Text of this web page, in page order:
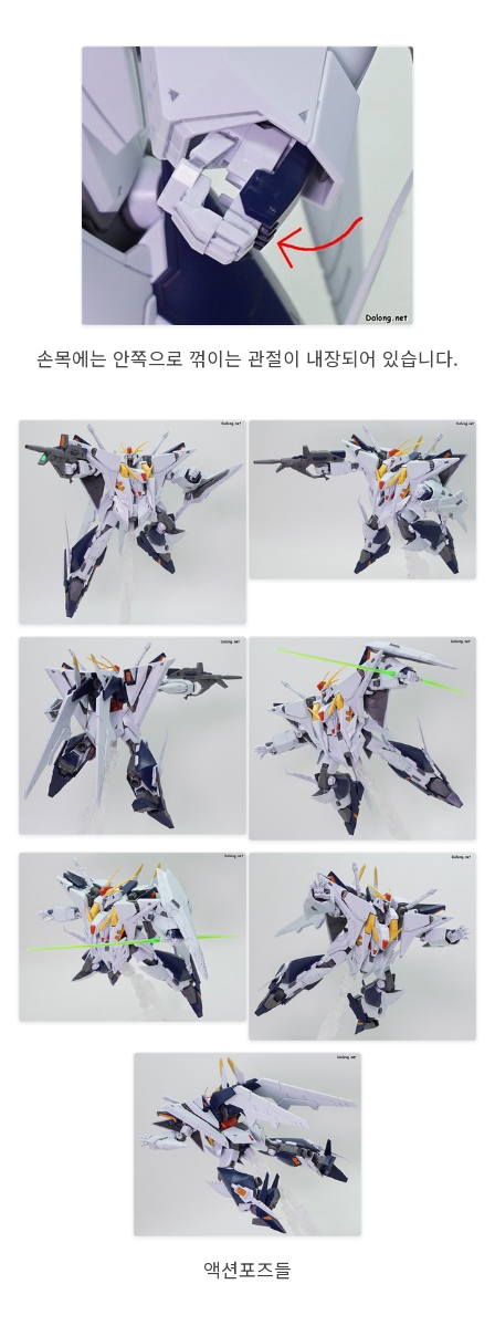
손목에는 안쪽으로 꺾이는 관절이 내장되어 있습니다.
액션포즈들